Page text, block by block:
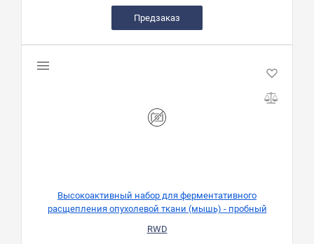
Предзаказ
Высокоактивный набор для ферментативного
расщепления опухолевой ткани (мышь) - пробный
RWD